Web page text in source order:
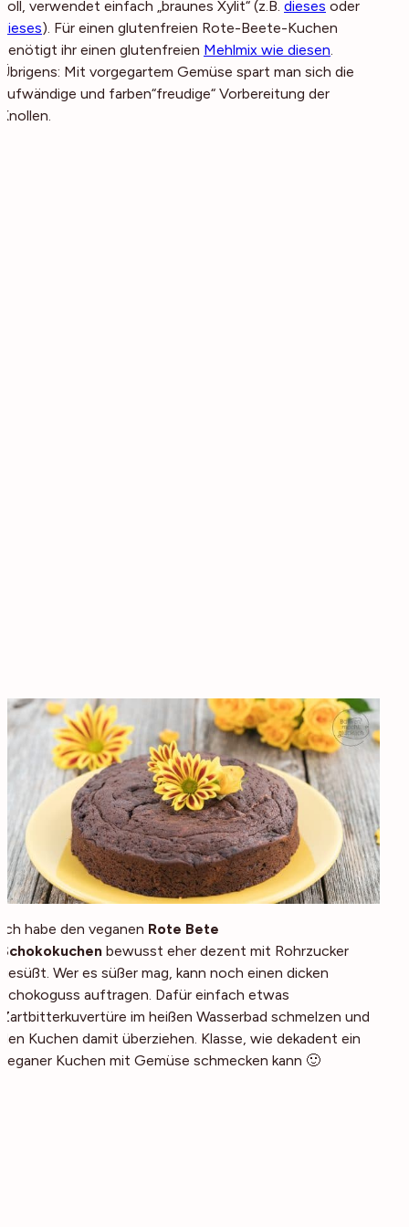
soll, verwendet einfach „braunes Xylit“ (z.B. dieses oder
dieses). Für einen glutenfreien Rote-Beete-Kuchen
benötigt ihr einen glutenfreien Mehlmix wie diesen.
Übrigens: Mit vorgegartem Gemüse spart man sich die
aufwändige und farben“freudige“ Vorbereitung der
Knollen.
Ich habe den veganen Rote Bete
Schokokuchen bewusst eher dezent mit Rohrzucker
gesüßt. Wer es süßer mag, kann noch einen dicken
Schokoguss auftragen. Dafür einfach etwas
Zartbitterkuvertüre im heißen Wasserbad schmelzen und
den Kuchen damit überziehen. Klasse, wie dekadent ein
veganer Kuchen mit Gemüse schmecken kann 🙂